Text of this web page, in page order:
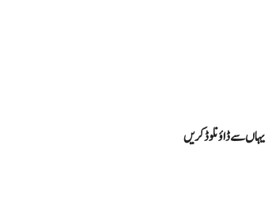
یہاں‌سے ڈاؤنلوڈ کریں